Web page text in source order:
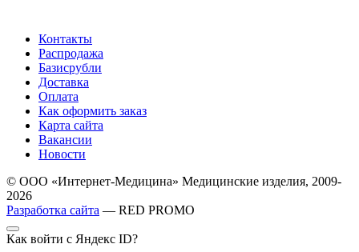
Контакты
Распродажа
Базисрубли
Доставка
Оплата
Как оформить заказ
Карта сайта
Вакансии
Новости
© ООО «Интернет-Медицина» Медицинские изделия, 2009-
2026
Разработка сайта — RED PROMO
Как войти с Яндекс ID?